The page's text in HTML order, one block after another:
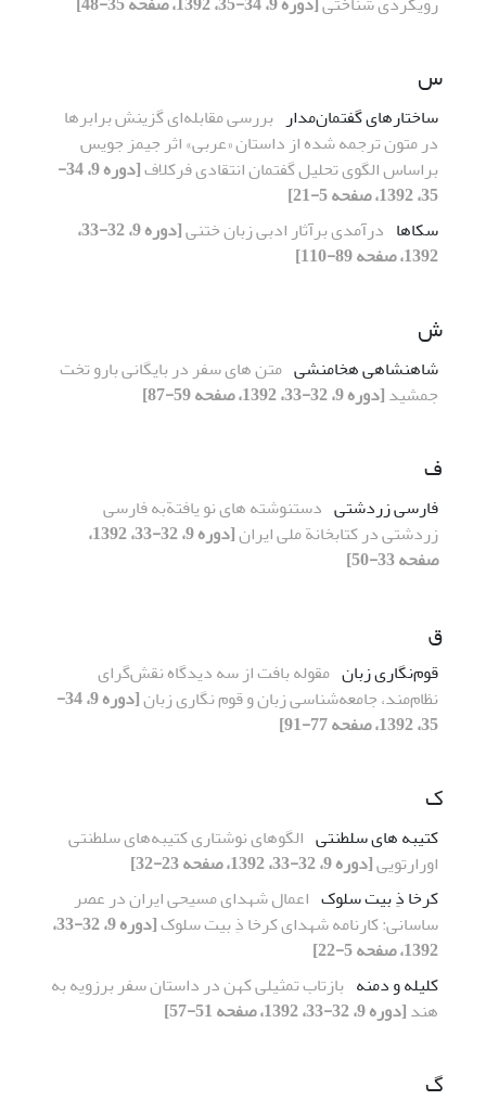
س
ساختارهای گفتمان‌مدار بررسی مقابله‌ای گزینش برابرها
در متون ترجمه شده از داستان «عربی» اثر جیمز جویس
براساس الگوی تحلیل گفتمان انتقادی فرکلاف
[دوره 9، 34-
35، 1392، صفحه 5-21]
سکاها درآمدی برآثار ادبی زبان ختنی
[دوره 9، 32-33،
1392، صفحه 89-110]
ش
شاهنشاهی هخامنشی متن های سفر در بایگانی بارو تخت
جمشید[دوره 9، 32-33، 1392، صفحه 59-87]
ف
فارسی زردشتی دستنوشته های نو یافتةبه فارسی
زردشتی در کتابخانة ملی ایران
[دوره 9، 32-33، 1392،
صفحه 33-50]
ق
قوم‌نگاری زبان مقوله‌ بافت از سه دیدگاه نقش‌گرای
نظام‌مند، جامعه‌شناسی زبان و قوم نگاری زبان
[دوره 9، 34-
35، 1392، صفحه 77-91]
ک
کتیبه های سلطنتی الگوهای نوشتاری کتیبه‌های سلطنتی
اورارتویی[دوره 9، 32-33، 1392، صفحه 23-32]
کرخا ذِ بیت سلوک اعمال شهدای مسیحی ایران در عصر
ساسانی: کارنامه شهدای کرخا ذِ بیت سلوک
[دوره 9، 32-33،
1392، صفحه 5-22]
کلیله و دمنه بازتاب تمثیلی کهن در داستان سفر برزویه به
هند[دوره 9، 32-33، 1392، صفحه 51-57]
گ